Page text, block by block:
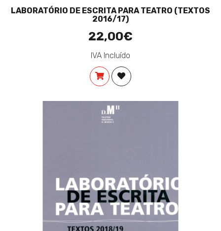
LABORATÓRIO DE ESCRITA PARA TEATRO (TEXTOS
2016/17)
22,00€
IVA Incluído
COMPRARADICIONAR À LISTA DE